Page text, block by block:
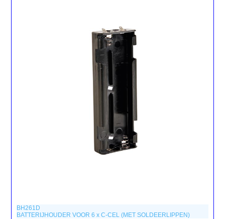
BH261D
BATTERIJHOUDER VOOR 6 x C-CEL (MET SOLDEERLIPPEN)